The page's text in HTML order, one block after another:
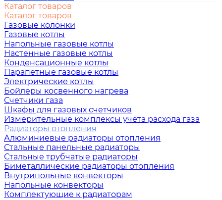
Каталог товаров
Каталог товаров
Газовые колонки
Газовые котлы
Напольные газовые котлы
Настенные газовые котлы
Конденсационные котлы
Парапетные газовые котлы
Электрические котлы
Бойлеры косвенного нагрева
Счетчики газа
Шкафы для газовых счетчиков
Измерительные комплексы учета расхода газа
Радиаторы отопления
Алюминиевые радиаторы отопления
Стальные панельные радиаторы
Стальные трубчатые радиаторы
Биметаллические радиаторы отопления
Внутрипольные конвекторы
Напольные конвекторы
Комплектующие к радиаторам